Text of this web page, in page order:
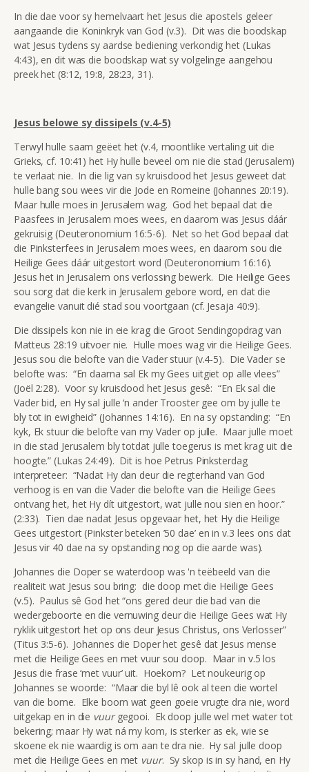
In die dae voor sy hemelvaart het Jesus die apostels geleer
aangaande die Koninkryk van God (v.3). Dit was die boodskap
wat Jesus tydens sy aardse bediening verkondig het (Lukas
4:43), en dit was die boodskap wat sy volgelinge aangehou
preek het (8:12, 19:8, 28:23, 31).
Jesus belowe sy dissipels (v.4-5)
Terwyl hulle saam geëet het (v.4, moontlike vertaling uit die
Grieks, cf. 10:41) het Hy hulle beveel om nie die stad (Jerusalem)
te verlaat nie. In die lig van sy kruisdood het Jesus geweet dat
hulle bang sou wees vir die Jode en Romeine (Johannes 20:19).
Maar hulle moes in Jerusalem wag. God het bepaal dat die
Paasfees in Jerusalem moes wees, en daarom was Jesus dáár
gekruisig (Deuteronomium 16:5-6). Net so het God bepaal dat
die Pinksterfees in Jerusalem moes wees, en daarom sou die
Heilige Gees dáár uitgestort word (Deuteronomium 16:16).
Jesus het in Jerusalem ons verlossing bewerk. Die Heilige Gees
sou sorg dat die kerk in Jerusalem gebore word, en dat die
evangelie vanuit dié stad sou voortgaan (cf. Jesaja 40:9).
Die dissipels kon nie in eie krag die Groot Sendingopdrag van
Matteus 28:19 uitvoer nie. Hulle moes wag vir die Heilige Gees.
Jesus sou die belofte van die Vader stuur (v.4-5). Die Vader se
belofte was: “En daarna sal Ek my Gees uitgiet op alle vlees”
(Joël 2:28). Voor sy kruisdood het Jesus gesê: “En Ek sal die
Vader bid, en Hy sal julle ‘n ander Trooster gee om by julle te
bly tot in ewigheid” (Johannes 14:16). En na sy opstanding: “En
kyk, Ek stuur die belofte van my Vader op julle. Maar julle moet
in die stad Jerusalem bly totdat julle toegerus is met krag uit die
hoogte.” (Lukas 24:49). Dit is hoe Petrus Pinksterdag
interpreteer: “Nadat Hy dan deur die regterhand van God
verhoog is en van die Vader die belofte van die Heilige Gees
ontvang het, het Hy dít uitgestort, wat julle nou sien en hoor.”
(2:33). Tien dae nadat Jesus opgevaar het, het Hy die Heilige
Gees uitgestort (Pinkster beteken ’50 dae’ en in v.3 lees ons dat
Jesus vir 40 dae na sy opstanding nog op die aarde was).
Johannes die Doper se waterdoop was 'n teëbeeld van die
realiteit wat Jesus sou bring: die doop met die Heilige Gees
(v.5). Paulus sê God het “ons gered deur die bad van die
wedergeboorte en die vernuwing deur die Heilige Gees wat Hy
ryklik uitgestort het op ons deur Jesus Christus, ons Verlosser”
(Titus 3:5-6). Johannes die Doper het gesê dat Jesus mense
met die Heilige Gees en met vuur sou doop. Maar in v.5 los
Jesus die frase ‘met vuur’ uit. Hoekom? Let noukeurig op
Johannes se woorde: “Maar die byl lê ook al teen die wortel
van die bome. Elke boom wat geen goeie vrugte dra nie, word
uitgekap en in die vuurgegooi. Ek doop julle wel met water tot
bekering; maar Hy wat ná my kom, is sterker as ek, wie se
skoene ek nie waardig is om aan te dra nie. Hy sal julle doop
met die Heilige Gees en met vuur. Sy skop is in sy hand, en Hy